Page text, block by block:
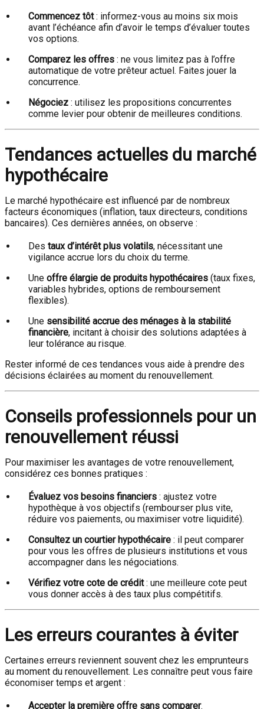
Commencez tôt: informez-vous au moins six mois
avant l’échéance afin d’avoir le temps d’évaluer toutes
vos options.
Comparez les offres : ne vous limitez pas à l’offre
automatique de votre prêteur actuel. Faites jouer la
concurrence.
Négociez : utilisez les propositions concurrentes
comme levier pour obtenir de meilleures conditions.
Tendances actuelles du marché
hypothécaire
Le marché hypothécaire est influencé par de nombreux
facteurs économiques (inflation, taux directeurs, conditions
bancaires). Ces dernières années, on observe :
Des taux d’intérêt plus volatils, nécessitant une
vigilance accrue lors du choix du terme.
Une offre élargie de produits hypothécaires (taux fixes,
variables hybrides, options de remboursement
flexibles).
Une sensibilité accrue des ménages à la stabilité
financière, incitant à choisir des solutions adaptées à
leur tolérance au risque.
Rester informé de ces tendances vous aide à prendre des
décisions éclairées au moment du renouvellement.
Conseils professionnels pour un
renouvellement réussi
Pour maximiser les avantages de votre renouvellement,
considérez ces bonnes pratiques :
Évaluez vos besoins financiers : ajustez votre
hypothèque à vos objectifs (rembourser plus vite,
réduire vos paiements, ou maximiser votre liquidité).
Consultez un courtier hypothécaire : il peut comparer
pour vous les offres de plusieurs institutions et vous
accompagner dans les négociations.
Vérifiez votre cote de crédit: une meilleure cote peut
vous donner accès à des taux plus compétitifs.
Les erreurs courantes à éviter
Certaines erreurs reviennent souvent chez les emprunteurs
au moment du renouvellement. Les connaître peut vous faire
économiser temps et argent :
Accepter la première offre sans comparer.